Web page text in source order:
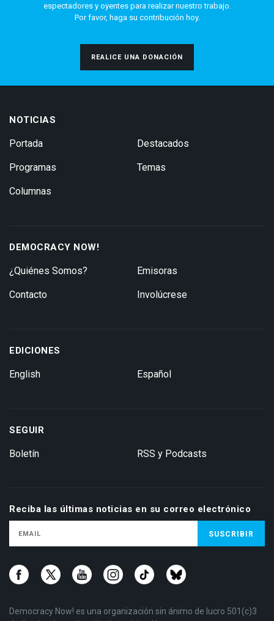
espectadores y oyentes para realizar nuestro trabajo.
Por favor, haga su contribución hoy.
REALICE UNA DONACIÓN
NOTICIAS
Portada
Programas
Columnas
Destacados
Temas
DEMOCRACY NOW!
¿Quiénes Somos?
Contacto
Emisoras
Involúcrese
EDICIONES
English Español
SEGUIR
Boletín RSS y Podcasts
Reciba las últimas noticias en su correo electrónico
Democracy Now! es una organización sin ánimo de lucro 501(c)3